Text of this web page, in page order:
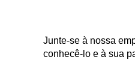
Junte-se à nossa
conhecê-lo e à sua